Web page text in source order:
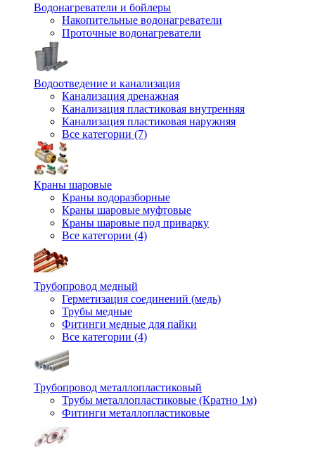
Водонагреватели и бойлеры
Накопительные водонагреватели
Проточные водонагреватели
Водоотведение и канализация
Канализация дренажная
Канализация пластиковая внутренняя
Канализация пластиковая наружняя
Все категории (7)
Краны шаровые
Краны водоразборные
Краны шаровые муфтовые
Краны шаровые под приварку
Все категории (4)
Трубопровод медный
Герметизация соединений (медь)
Трубы медные
Фитинги медные для пайки
Все категории (4)
Трубопровод металлопластиковый
Трубы металлопластиковые (Кратно 1м)
Фитинги металлопластиковые